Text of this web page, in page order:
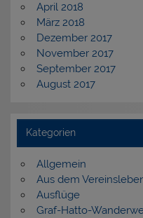
April 2018
März 2018
Dezember 2017
November 2017
September 2017
August 2017
Kategorien
Allgemein
Aus dem
Ausflüge
Graf-Hatto-